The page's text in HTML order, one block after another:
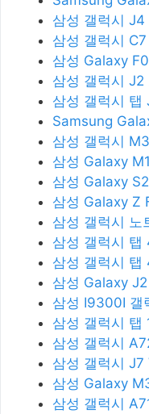
삼성 갤럭시 J4
삼성 갤럭시
삼성 Galaxy
삼성 갤럭시 J2
삼성 갤럭시 탭
Samsung
삼성 갤럭시
삼성 Galaxy
삼성 Galaxy
삼성 Galaxy Z
삼성 갤럭시 노
삼성 갤럭시 탭
삼성 갤럭시 탭
삼성 Galaxy
삼성 I9300I 갤
삼성 갤럭시 탭
삼성 갤럭시
삼성 갤럭시 J7
삼성 Galaxy
삼성 갤럭시